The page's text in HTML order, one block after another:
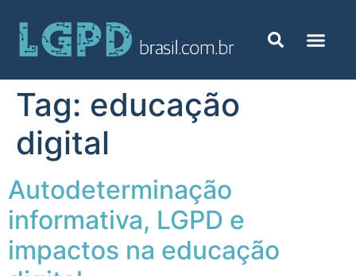
Tag: educação
digital
Autodeterminação
informativa, LGPD e
impactos na educação